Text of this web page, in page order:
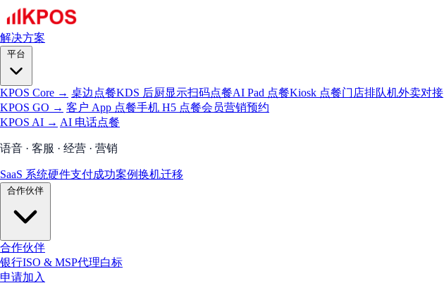
解决方案
KPOS Core → 桌边点餐KDS 后厨显示扫码点餐AI Pad 点餐Kiosk 点餐门店排队机外卖对接
KPOS GO → 客户 App 点餐手机 H5 点餐会员营销预约
KPOS AI → AI 电话点餐
语音 · 客服 · 经营 · 营销
SaaS 系统硬件支付成功案例换机迁移
合作伙伴
银行ISO & MSP代理白标
申请加入